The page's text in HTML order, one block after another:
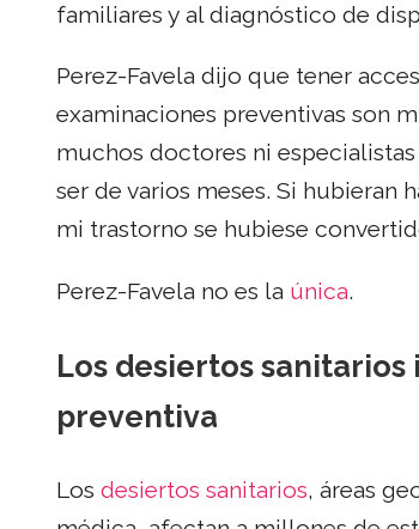
familiares y al diagnóstico de
Perez-Favela dijo que tener
examinaciones preventivas son
muchos doctores ni
ser de varios meses. Si hubieran
mi trastorno se hubiese
Perez-Favela no es la única.
Los desiertos
preventiva
Los desiertos sanitarios, áreas